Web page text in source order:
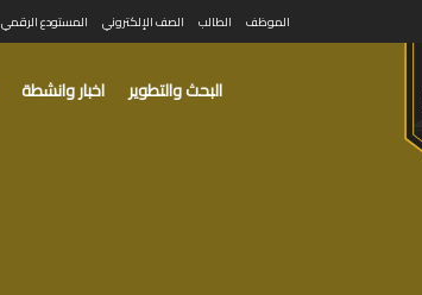
الموظف الطالب الصف الإلكتروني المستودع الرقمي
البحث والتطوير اخبار وانشطة